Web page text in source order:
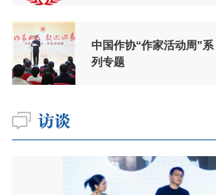
中国作协“作家活动周”系
列专题